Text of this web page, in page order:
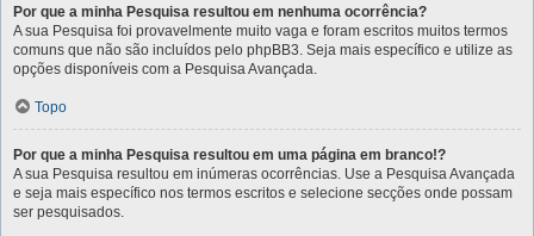
Por que a minha Pesquisa resultou em nenhuma ocorrência?
A sua Pesquisa foi provavelmente muito vaga e foram escritos muitos termos
comuns que não são incluídos pelo phpBB3. Seja mais específico e utilize as
opções disponíveis com a Pesquisa Avançada.
Topo
Por que a minha Pesquisa resultou em uma página em branco!?
A sua Pesquisa resultou em inúmeras ocorrências. Use a Pesquisa Avançada
e seja mais específico nos termos escritos e selecione secções onde possam
ser pesquisados.